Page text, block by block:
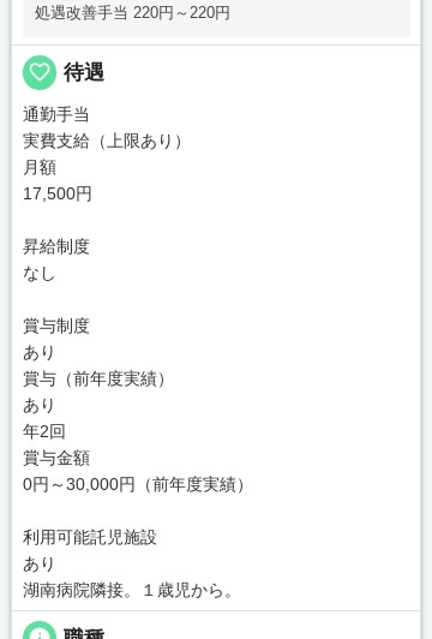
処遇改善手当 220円～220円
favorite_border 待遇
通勤手当
実費支給（上限あり）
月額
17,500円
昇給制度
なし
賞与制度
あり
賞与（前年度実績）
あり
年2回
賞与金額
0円～30,000円（前年度実績）
利用可能託児施設
あり
湖南病院隣接。１歳児から。